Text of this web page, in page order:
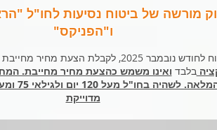
מורשה של ביטוח נסיעות לחו"ל
ו"הפניקס"
ט.ל.ח , המחשבון מעודכן למחירון חברות
בלבד ואינו משמש כהצעת מחיר מחייבת.
ידי
מדוייקת